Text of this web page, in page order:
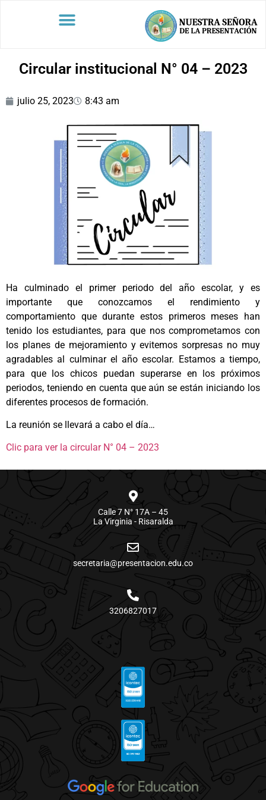
Circular institucional N° 04 – 2023
julio 25, 2023 8:43 am
Ha culminado el primer periodo del año escolar, y es
importante que conozcamos el rendimiento y
comportamiento que durante estos primeros meses han
tenido los estudiantes, para que nos comprometamos con
los planes de mejoramiento y evitemos sorpresas no muy
agradables al culminar el año escolar. Estamos a tiempo,
para que los chicos puedan superarse en los próximos
periodos, teniendo en cuenta que aún se están iniciando los
diferentes procesos de formación.
La reunión se llevará a cabo el día…
Clic para ver la circular N° 04 – 2023
Calle 7 N° 17A – 45
La Virginia - Risaralda
secretaria@presentacion.edu.co
3206827017